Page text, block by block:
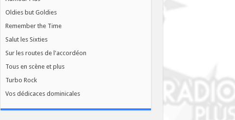
Oldies but Goldies
Remember the Time
Salut les Sixties
Sur les routes de l'accordéon
Tous en scène et plus
Turbo Rock
Vos dédicaces dominicales